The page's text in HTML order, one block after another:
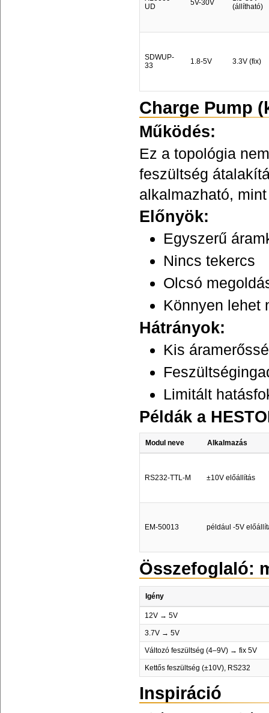
UD
5V-30V
(állítható)
SDWUP-
33
1.8-5V 3.3V (fix)
Charge Pump
Működés:
Ez a topológia
feszültség
alkalmazható,
Előnyök:
Egyszerű
Nincs tekercs
Olcsó
Könnyen lehet
Hátrányok:
Kis
Limitált
Példák a
Modul neve Alkalmazás
RS232-TTL-M ±10V előállítás
EM-50013 például -5V
Összefoglaló:
Igény
12V → 5V
3.7V → 5V
Változó feszültség (4–9V) → fix 5V
Kettős feszültség (±10V), RS232
Inspiráció